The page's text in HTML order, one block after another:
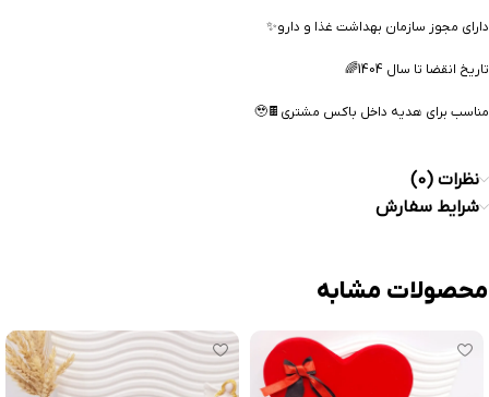
دارای مجوز سازمان بهداشت غذا و دارو✨️
تاریخ انقضا تا سال 1404🌈
مناسب برای هدیه داخل باکس مشتری🍫🥹
نظرات (0)
شرایط سفارش
محصولات مشابه